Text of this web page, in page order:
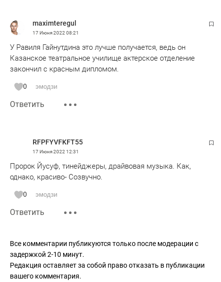
maximteregul
17 Июня 2022 08:21
У Равиля Гайнутдина это лучше получается, ведь он
Казанское театральное училище актерское отделение
закончил с красным дипломом.
0 эмодзи
Ответить
RFPFYVFKFT55
17 Июня 2022 12:31
Пророк Йусуф, тинейджеры, драйвовая музыка. Как,
однако, красиво- Созвучно.
0 эмодзи
Ответить
Все комментарии публикуются только после модерации с
задержкой 2-10 минут.
Редакция оставляет за собой право отказать в публикации
вашего комментария.